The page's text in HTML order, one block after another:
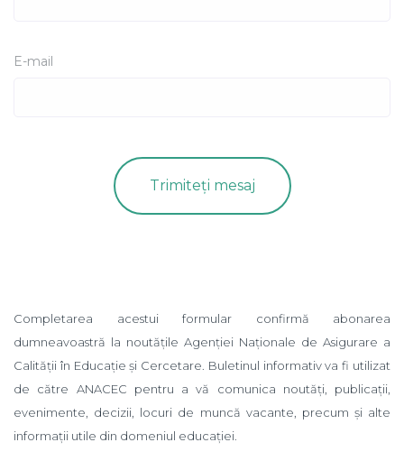
E-mail
Completarea acestui formular confirmă abonarea
dumneavoastră la noutățile Agenției Naționale de Asigurare a
Calității în Educație și Cercetare. Buletinul informativ va fi utilizat
de către ANACEC pentru a vă comunica noutăți, publicații,
evenimente, decizii, locuri de muncă vacante, precum și alte
informații utile din domeniul educației.